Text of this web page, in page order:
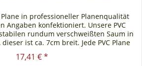
in professioneller Planenqualität
Angaben konfektioniert. Unsere PVC
rundum verschweißten Saum in
ist ca. 7cm breit. Jede PVC Plane
17,41 € *